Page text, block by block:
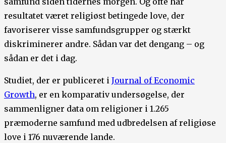
resultatet været religiøst betingede love, der
favoriserer visse samfundsgrupper og stærkt
diskriminerer andre. Sådan var det dengang – og
sådan er det i dag.
Studiet, der er publiceret i Journal of Economic
Growth, er en komparativ undersøgelse, der
sammenligner data om religioner i 1.265
præmoderne samfund med udbredelsen af religiøse
love i 176 nuværende lande.